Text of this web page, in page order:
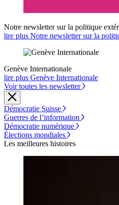
Notre newsletter sur la politique
lire plus Notre newsletter sur la
Genève Internationale
lire plus Genève Internationale
Voir toutes les newsletter
Démocratie Suisse
Guerres de l’information
Démocratie numérique
Élections mondiales
Les meilleures histoires